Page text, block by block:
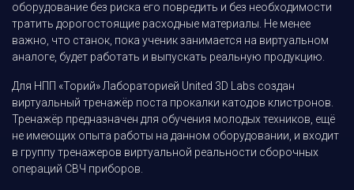
оборудование без риска его повредить и без необходимости
тратить дорогостоящие расходные материалы. Не менее
важно, что станок, пока ученик занимается на виртуальном
аналоге, будет работать и выпускать реальную продукцию.
Для НПП «Торий» Лабораторией United 3D Labs создан
виртуальный тренажёр поста прокалки катодов клистронов.
Тренажёр предназначен для обучения молодых техников, ещё
не имеющих опыта работы на данном оборудовании, и входит
в группу тренажеров виртуальной реальности сборочных
операций СВЧ приборов.